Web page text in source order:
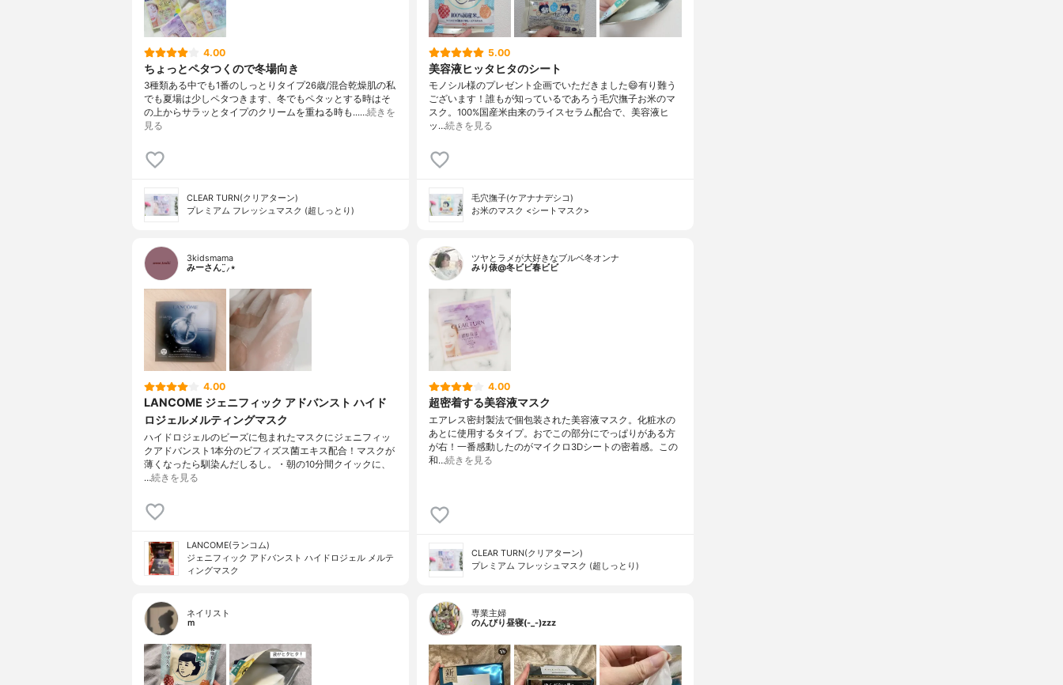
4.00
ちょっとペタつくので冬場向き
3種類ある中でも1番のしっとりタイプ26歳/混合乾燥肌の私
でも夏場は少しペタつきます、冬でもペタッとする時はそ
の上からサラッとタイプのクリームを重ねる時も...…続きを
見る
CLEAR TURN(クリアターン)
プレミアム フレッシュマスク (超しっとり)
5.00
美容液ヒッタヒタのシート
モノシル様のプレゼント企画でいただきました😄有り難う
ございます！誰もが知っているであろう毛穴撫子お米のマ
スク。100%国産米由来のライスセラム配合で、美容液ヒ
ッ…続きを見る
毛穴撫子(ケアナナデシコ)
お米のマスク <シートマスク>
3kidsmama
みーさん¨̮⸝⋆
4.00
LANCOME ジェニフィック アドバンスト ハイド
ロジェルメルティングマスク
ハイドロジェルのビーズに包まれたマスクにジェニフィッ
クアドバンスト1本分のビフィズス菌エキス配合！マスクが
薄くなったら馴染んだしるし。・朝の10分間クイックに、
…続きを見る
LANCOME(ランコム)
ジェニフィック アドバンスト ハイドロジェル メルテ
ィングマスク
ツヤとラメが大好きなブルベ冬オンナ
みり俵@冬ビビ春ビビ
4.00
超密着する美容液マスク
エアレス密封製法で個包装された美容液マスク。化粧水の
あとに使用するタイプ。おでこの部分にでっぱりがある方
が右！一番感動したのがマイクロ3Dシートの密着感。この
和…続きを見る
CLEAR TURN(クリアターン)
プレミアム フレッシュマスク (超しっとり)
ネイリスト
ｍ
専業主婦
のんびり昼寝(-_-)zzz